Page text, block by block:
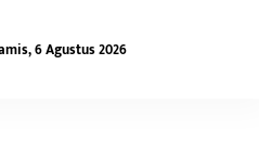
6 Agustus 2026